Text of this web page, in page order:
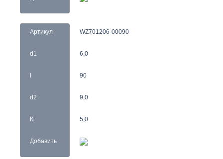
Артикул
d1
I
d2
K
Добавить
WZ701206-00090
6,0
90
9,0
5,0